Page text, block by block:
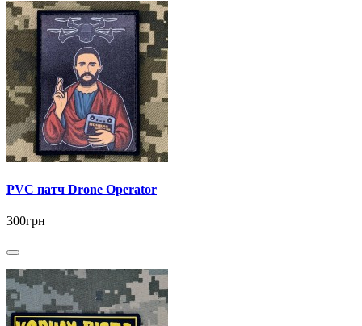
PVC патч Drone Operator
300грн